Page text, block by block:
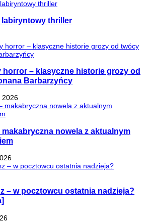
thriller
horror – klasyczne historie grozy od
Barbarzyńcy
2026
makabryczna nowela z aktualnym
– w pocztowcu ostatnia nadzieja?